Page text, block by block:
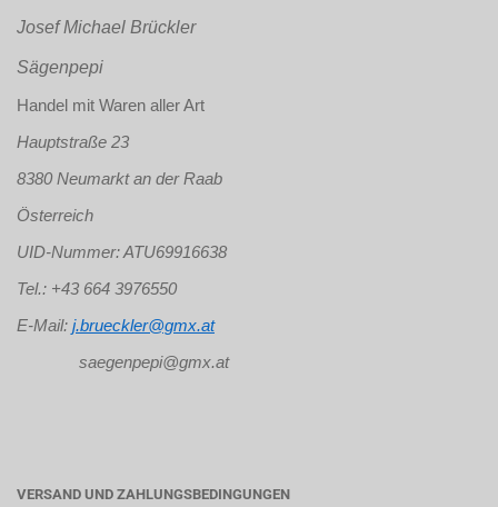
Josef Michael Brückler
Sägenpepi
Handel mit Waren aller Art
Hauptstraße 23
8380 Neumarkt an der Raab
Österreich
UID-Nummer: ATU69916638
Tel.: +43 664 3976550
E-Mail: j.brueckler@gmx.at
saegenpepi@gmx.at
VERSAND UND ZAHLUNGSBEDINGUNGEN